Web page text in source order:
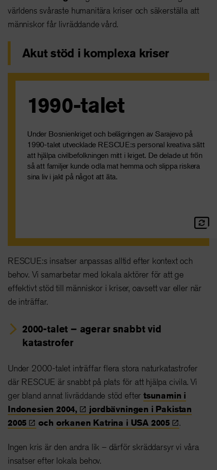
världens svåraste humanitära kriser och säkerställa att
människor får livräddande vård.
Akut stöd i komplexa kriser
1990-talet
Under Bosnienkriget och belägringen av Sarajevo på
1990-talet utvecklade RESCUE:s personal kreativa sätt
att hjälpa civilbefolkningen mitt i kriget. De delade ut frön
så att familjer kunde odla mat hemma och slippa riskera
sina liv i jakt på något att äta.
Samtidigt arbetade våra team med att återställa vatten-
och elförsörjningen. De fick gömma utrustningen i tunnlar
RESCUE:s insatser anpassas alltid efter kontext och
behov. Vi samarbetar med lokala aktörer för att ge
effektivt stöd till människor i kriser, oavsett var eller när
de inträffar.
2000-talet – agerar snabbt vid
katastrofer
Under 2000-talet inträffar flera stora naturkatastrofer
där RESCUE är snabbt på plats för att hjälpa civila. Vi
ger bland annat livräddande stöd efter tsunamin i
Indonesien2004,
jordbävningen i Pakistan
2005
och orkanen Katrina i USA 2005 .
Ingen kris är den andra lik – därför skräddarsyr vi våra
insatser efter lokala behov.